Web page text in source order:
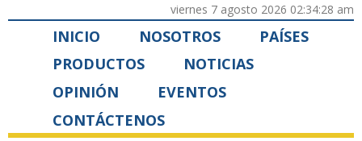
viernes 7 agosto 2026 02:34:28 am
INICIO NOSOTROS
PAÍSES
PRODUCTOS
NOTICIAS
OPINIÓN
EVENTOS
CONTÁCTENOS